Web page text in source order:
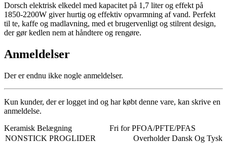
Dorsch elektrisk elkedel med kapacitet på 1,7 liter og effekt på
1850-2200W giver hurtig og effektiv opvarmning af vand. Perfekt
til te, kaffe og madlavning, med et brugervenligt og stilrent design,
der gør kedlen nem at håndtere og rengøre.
Anmeldelser
Der er endnu ikke nogle anmeldelser.
Kun kunder, der er logget ind og har købt denne vare, kan skrive en
anmeldelse.
Keramisk Belægning
Fri for PFOA/PFTE/PFAS
NONSTICK PROGLIDER
Overholder Dansk Og Tysk